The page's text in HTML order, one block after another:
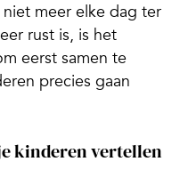
meer elke dag ter
rust is, is het
eerst samen te
precies gaan
kinderen vertellen